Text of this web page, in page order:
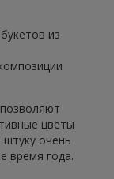
из
цветы
очень
время года.